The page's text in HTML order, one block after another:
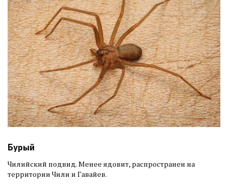
Бурый
Чилийский подвид. Менее ядовит, распространен на
территории Чили и Гавайев.